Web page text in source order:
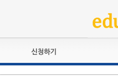
교육훈련